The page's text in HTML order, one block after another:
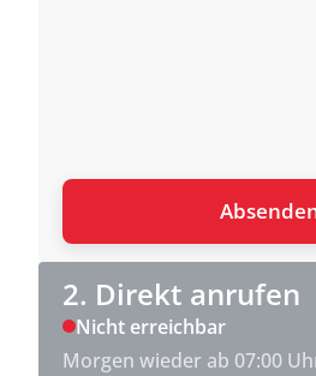
2. Direkt anrufen
Nicht erreichbar
Morgen wieder ab 07:00